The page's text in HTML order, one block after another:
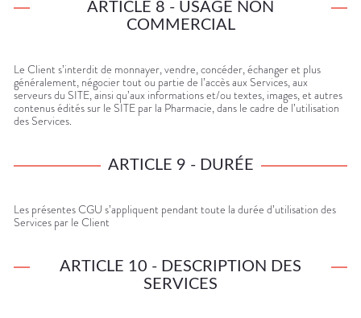
ARTICLE 8 - USAGE NON
COMMERCIAL
Le Client s’interdit de monnayer, vendre, concéder, échanger et plus
généralement, négocier tout ou partie de l’accès aux Services, aux
serveurs du SITE, ainsi qu’aux informations et/ou textes, images, et autres
contenus édités sur le SITE par la Pharmacie, dans le cadre de l’utilisation
des Services.
ARTICLE 9 - DURÉE
Les présentes CGU s’appliquent pendant toute la durée d’utilisation des
Services par le Client
ARTICLE 10 - DESCRIPTION DES
SERVICES